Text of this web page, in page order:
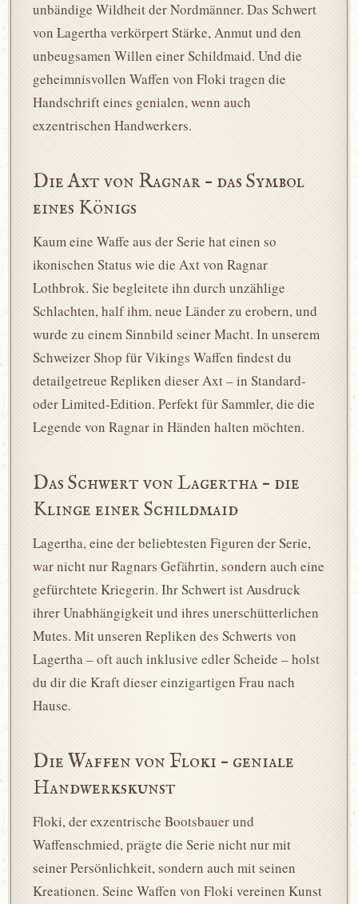
unbändige Wildheit der Nordmänner. Das Schwert
von Lagertha verkörpert Stärke, Anmut und den
unbeugsamen Willen einer Schildmaid. Und die
geheimnisvollen Waffen von Floki tragen die
Handschrift eines genialen, wenn auch
exzentrischen Handwerkers.
Die Axt von Ragnar – das Symbol
eines Königs
Kaum eine Waffe aus der Serie hat einen so
ikonischen Status wie die Axt von Ragnar
Lothbrok. Sie begleitete ihn durch unzählige
Schlachten, half ihm, neue Länder zu erobern, und
wurde zu einem Sinnbild seiner Macht. In unserem
Schweizer Shop für Vikings Waffen findest du
detailgetreue Repliken dieser Axt – in Standard-
oder Limited-Edition. Perfekt für Sammler, die die
Legende von Ragnar in Händen halten möchten.
Das Schwert von Lagertha – die
Klinge einer Schildmaid
Lagertha, eine der beliebtesten Figuren der Serie,
war nicht nur Ragnars Gefährtin, sondern auch eine
gefürchtete Kriegerin. Ihr Schwert ist Ausdruck
ihrer Unabhängigkeit und ihres unerschütterlichen
Mutes. Mit unseren Repliken des Schwerts von
Lagertha – oft auch inklusive edler Scheide – holst
du dir die Kraft dieser einzigartigen Frau nach
Hause.
Die Waffen von Floki – geniale
Handwerkskunst
Floki, der exzentrische Bootsbauer und
Waffenschmied, prägte die Serie nicht nur mit
seiner Persönlichkeit, sondern auch mit seinen
Kreationen. Seine Waffen von Floki vereinen Kunst